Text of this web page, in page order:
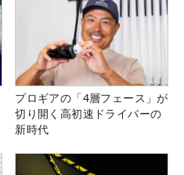
プロギアの「4層フェース」が
切り開く高初速ドライバーの
新時代